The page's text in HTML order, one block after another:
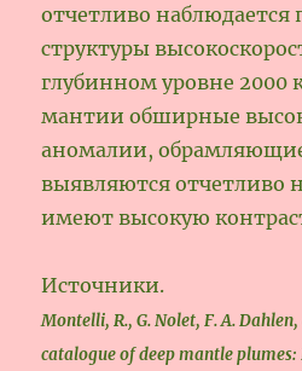
отчетливо наблюдается
структуры
глубинном уровне 2000
мантии обширные
аномалии,
выявляются отчетливо
имеют высокую
Источники.
Montelli, R., G. Nolet, F. A.
catalogue of deep mantle